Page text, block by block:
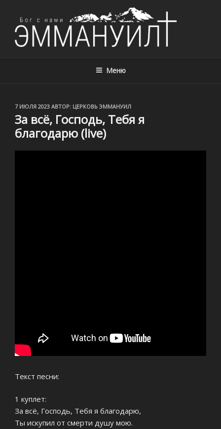
Меню
ОПУБЛИКОВАНО
7 ИЮЛЯ 2023 АВТОР: ЦЕРКОВЬ ЭММАНУИЛ
За всё, Господь, Тебя я
благодарю (live)
Текст песни:
1 куплет:
За всё, Господь, Тебя я благодарю,
Ты искупил от смерти душу мою.